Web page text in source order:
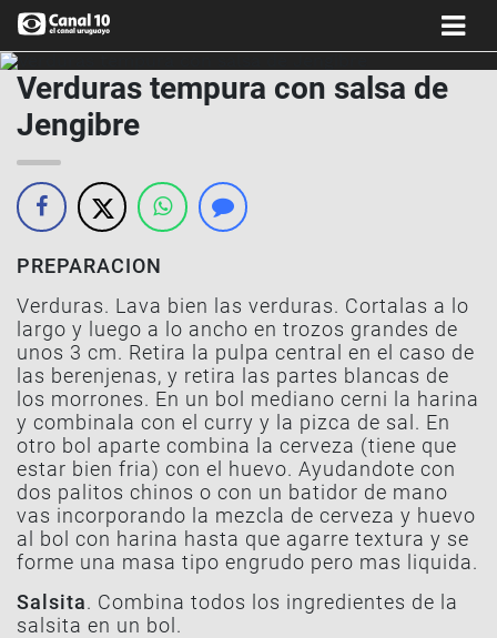
Verduras tempura con salsa de
Jengibre
PREPARACION
Verduras. Lava bien las verduras. Cortalas a lo
largo y luego a lo ancho en trozos grandes de
unos 3 cm. Retira la pulpa central en el caso de
las berenjenas, y retira las partes blancas de
los morrones. En un bol mediano cerni la harina
y combinala con el curry y la pizca de sal. En
otro bol aparte combina la cerveza (tiene que
estar bien fria) con el huevo. Ayudandote con
dos palitos chinos o con un batidor de mano
vas incorporando la mezcla de cerveza y huevo
al bol con harina hasta que agarre textura y se
forme una masa tipo engrudo pero mas liquida.
Salsita. Combina todos los ingredientes de la
salsita en un bol.